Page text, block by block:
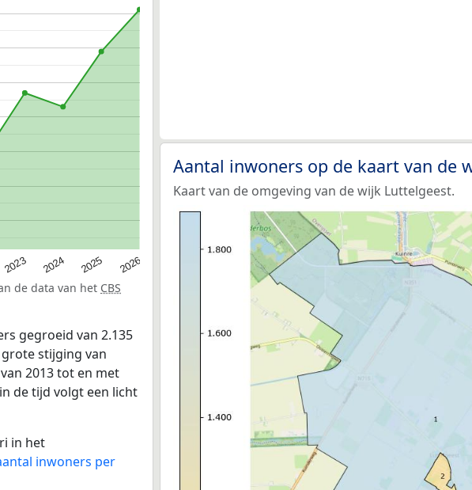
2023 2024 2025 2026
de data van het CBS
gegroeid van 2.135
stijging van
2013 tot en met
de tijd volgt een licht
in het
inwoners per
Aantal inwoners op de kaart van de
Kaart van de omgeving van de wijk Luttelgeest.